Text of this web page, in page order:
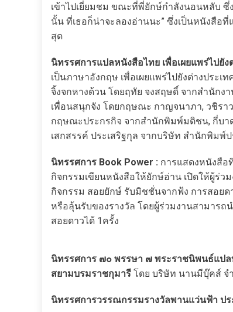
เข้าไปเยี่ยมชม ขณะที่พี่ยักษ์กำลังนอนหลับ ซึ่
นั้น ที่เธอก็น่าจะลองอ่านนะ” ซึ่งเป็นหนังสือ
สุด
นิทรรศการแปลหนังสือไทย เพื่อเผยแพร่ไปยัง
เป็นภาษาอังกฤษ เพื่อเผยแพร่ไปยังต่างประ
จิ้งจกหางด้วน โดยฤทัย จงสฤษดิ์ จากสำนักง
เพื่อนสนุกจัง โดยกฤษณะ กาญจนาภา, วชิร
กฤษณะประกรกิจ จากสำนักพิมพ์มติชน, กี่บา
เสกสรรค์ ประเสริฐกุล จากบริษัท สำนักพิมพ์
นิทรรศการ Book Power : การแสดงหนังสือ
กิจกรรมเขียนหนังสือให้ยักษ์อ่าน เปิดให้ผู้ร่ว
กิจกรรม สอยยักษ์ รับมิชชั่นจากฟ้ง การสอย
หรือลุ้นรับของรางวัล โดยผู้ร่วมงานสามาร
สอยดาวได้ 1ครั้ง
นิทรรศการ ๗๐ พรรษา ๗ พระราชนิพนธ์แป
สยามบรมราชกุมารี โดย บริษัท นานมีบุ๊คส์ จ
นิทรรศการวรรณกรรมรางวัลพานแว่นฟ้า ปร